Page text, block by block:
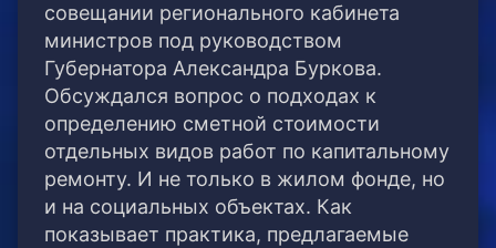
совещании регионального кабинета
министров под руководством
Губернатора Александра Буркова.
Обсуждался вопрос о подходах к
определению сметной стоимости
отдельных видов работ по капитальному
ремонту. И не только в жилом фонде, но
и на социальных объектах. Как
показывает практика, предлагаемые